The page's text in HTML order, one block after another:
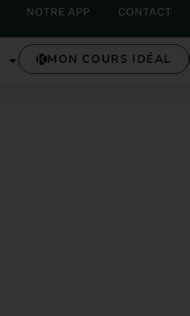
NOTRE APP
CONTACT
MON COURS IDÉAL